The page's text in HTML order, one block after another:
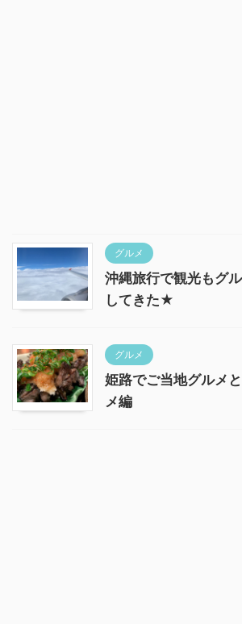
グルメ
沖縄旅行で観光もグ
してきた★
グルメ
姫路でご当地グルメ
メ編